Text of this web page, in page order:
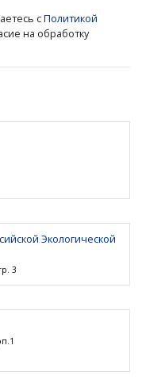
сПолитикой
на обработку
Экологической
3